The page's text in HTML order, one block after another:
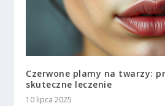
Czerwone plamy na twarzy:
skuteczne leczenie
10 lipca 2025